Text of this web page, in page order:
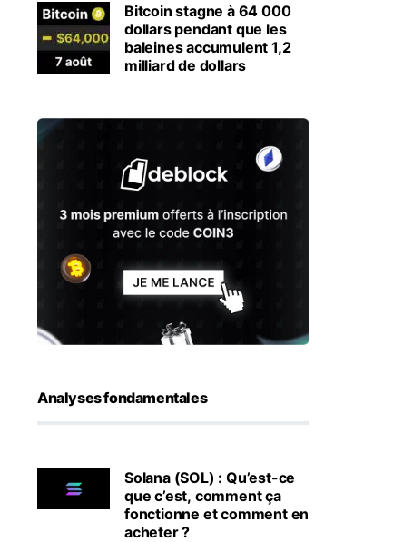
Bitcoin stagne à 64 000
dollars pendant que les
baleines accumulent 1,2
milliard de dollars
Analyses fondamentales
Solana (SOL) : Qu’est-ce
que c’est, comment ça
fonctionne et comment en
acheter ?